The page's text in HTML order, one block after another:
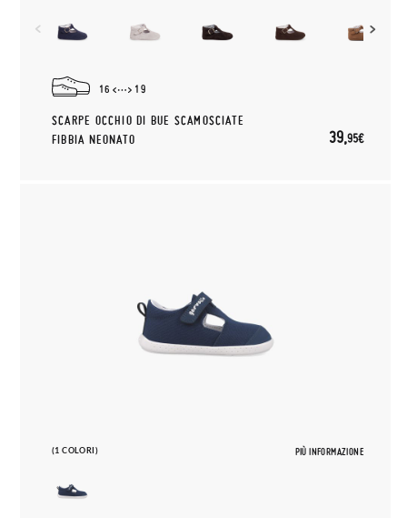
16 19
SCARPE OCCHIO DI BUE SCAMOSCIATE
FIBBIA NEONATO
39,95€
(1 COLORI) PIÙ INFORMAZIONE